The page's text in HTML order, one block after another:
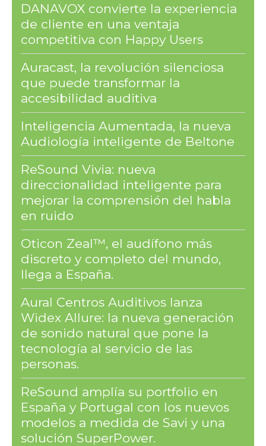
DANAVOX convierte la experiencia
de cliente en una ventaja
competitiva con Happy Users
Auracast, la revolución silenciosa
que puede transformar la
accesibilidad auditiva
Inteligencia Aumentada, la nueva
Audiología inteligente de Beltone
ReSound Vivia: nueva
direccionalidad inteligente para
mejorar la comprensión del habla
en ruido
Oticon Zeal™, el audífono más
discreto y completo del mundo,
llega a España.
Aural Centros Auditivos lanza
Widex Allure: la nueva generación
de sonido natural que pone la
tecnología al servicio de las
personas.
ReSound amplía su portfolio en
España y Portugal con los nuevos
modelos a medida de Savi y una
solución SuperPower.